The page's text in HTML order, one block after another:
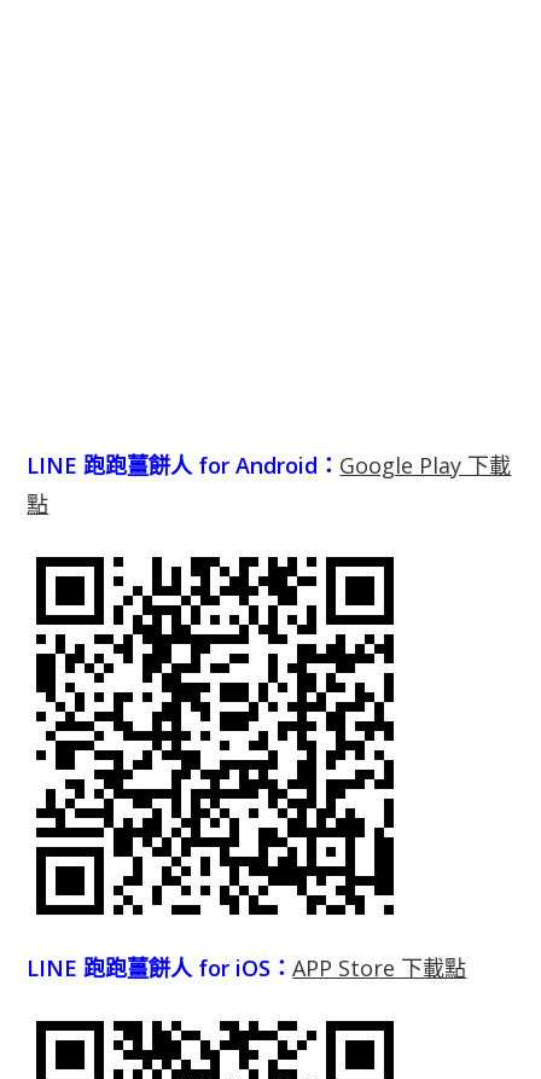
LINE 跑跑薑餅人 for Android： Google Play 下載
點
LINE 跑跑薑餅人 for iOS：APP Store 下載點